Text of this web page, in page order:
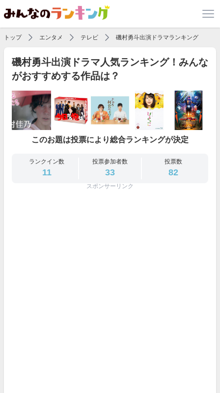
トップ エンタメ テレビ 磯村勇斗出演ドラマランキング
磯村勇斗出演ドラマ人気ランキング！みんな
がおすすめする作品は？
このお題は投票により総合ランキングが決定
ランクイン数
11
投票参加者数
33
投票数
82
スポンサーリンク